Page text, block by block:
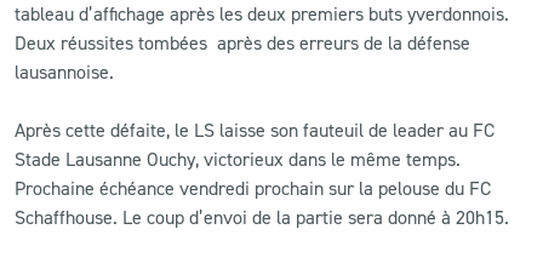
tableau d’affichage après les deux premiers buts yverdonnois.
Deux réussites tombées après des erreurs de la défense
lausannoise.
Après cette défaite, le LS laisse son fauteuil de leader au FC
Stade Lausanne Ouchy, victorieux dans le même temps.
Prochaine échéance vendredi prochain sur la pelouse du FC
Schaffhouse. Le coup d’envoi de la partie sera donné à 20h15.